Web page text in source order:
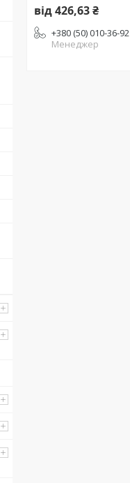
від 426,63 ₴
+380 (50) 010-36-92
Менеджер